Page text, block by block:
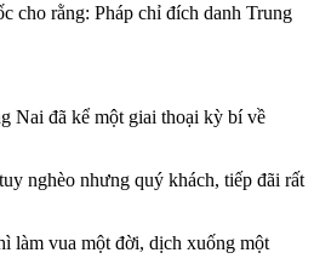
cho rằng: Pháp chỉ đích danh Trung
Nai đã kể một giai thoại kỳ bí về
nghèo nhưng quý khách, tiếp đãi rất
làm vua một đời, dịch xuống một